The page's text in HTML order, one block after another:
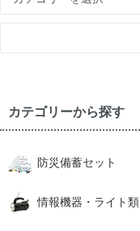
カテゴリーから探す
防災備蓄セット
情報機器・ライト類